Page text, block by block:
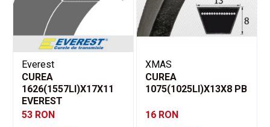
Everest
CUREA
1626(1557LI)X17X11
EVEREST
53 RON
XMAS
CUREA
1075(1025LI)X13X8 PB
16 RON